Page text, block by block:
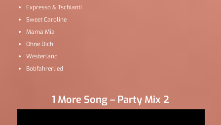
Expresso & Tschianti
Sweet Caroline
Mama Mia
Ohne Dich
Westerland
Bobfahrerlied
1 More Song – Party Mix 2